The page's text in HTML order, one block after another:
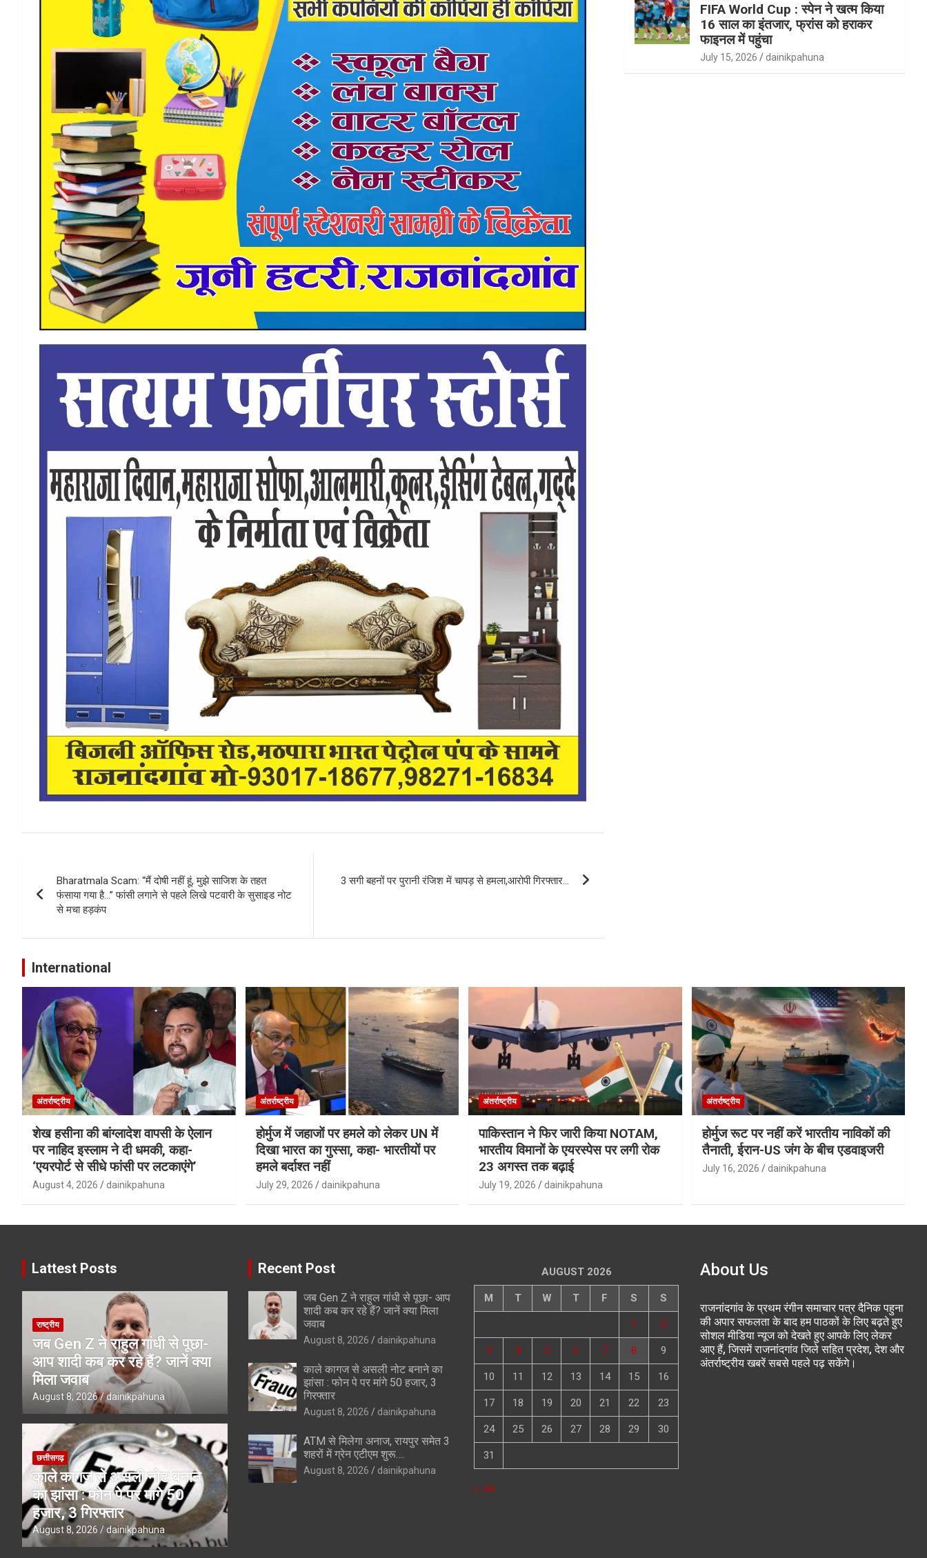
navigation
Bharatmala Scam: “मैं दोषी नहीं हूं, मुझे साजिश के तहत
फंसाया गया है…” फांसी लगाने से पहले लिखे पटवारी के सुसाइड नोट
से मचा हड़कंप
3 सगी बहनों पर पुरानी रंजिश में चापड़ से हमला,आरोपी गिरफ्तार…
FIFA World Cup : स्पेन ने खत्म किया
16 साल का इंतजार, फ्रांस को हराकर
फाइनल में पहुंचा
July 15, 2026 dainikpahuna
International
अंतर्राष्ट्रीय
शेख हसीना की बांग्लादेश वापसी के ऐलान
पर नाहिद इस्लाम ने दी धमकी, कहा-
‘एयरपोर्ट से सीधे फांसी पर लटकाएंगे’
August 4, 2026 dainikpahuna
अंतर्राष्ट्रीय
होर्मुज में जहाजों पर हमले को लेकर UN में
दिखा भारत का गुस्सा, कहा- भारतीयों पर
हमले बर्दाश्त नहीं
July 29, 2026 dainikpahuna
अंतर्राष्ट्रीय
पाकिस्तान ने फिर जारी किया NOTAM,
भारतीय विमानों के एयरस्पेस पर लगी रोक
23 अगस्त तक बढ़ाई
July 19, 2026 dainikpahuna
अंतर्राष्ट्रीय
होर्मुज रूट पर नहीं करें भारतीय नाविकों की
तैनाती, ईरान-US जंग के बीच एडवाइजरी
July 16, 2026 dainikpahuna
Lattest Posts
राष्ट्रीय
जब Gen Z ने राहुल गांधी से पूछा-
आप शादी कब कर रहे हैं? जानें क्या
मिला जवाब
August 8, 2026 dainikpahuna
छत्तीसगढ़
काले कागज से असली नोट बनाने
का झांसा : फोन पे पर मांगे 50
हजार, 3 गिरफ्तार
August 8, 2026 dainikpahuna
Recent Post
जब Gen Z ने राहुल गांधी से पूछा- आप
शादी कब कर रहे हैं? जानें क्या मिला
जवाब
August 8, 2026 dainikpahuna
काले कागज से असली नोट बनाने का
झांसा : फोन पे पर मांगे 50 हजार, 3
गिरफ्तार
August 8, 2026 dainikpahuna
ATM से मिलेगा अनाज, रायपुर समेत 3
शहरों में ग्रेन एटीएम शुरू….
August 8, 2026 dainikpahuna
AUGUST 2026
M T W T F S S
1 2
3 4 5 6 7 8 9
10 11 12 13 14 15 16
17 18 19 20 21 22 23
24 25 26 27 28 29 30
31
« Jul
About Us
राजनांदगांव के प्रथम रंगीन समाचार पत्र दैनिक पहुना
की अपार सफलता के बाद हम पाठकों के लिए बढ़ते हुए
सोशल मीडिया न्यूज को देखते हुए आपके लिए लेकर
आए हैं, जिसमें राजनांदगांव जिले सहित प्रदेश, देश और
अंतर्राष्ट्रीय खबरें सबसे पहले पढ़ सकेंगे।